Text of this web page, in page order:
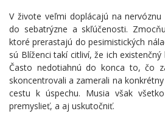
V živote veľmi doplácajú na
do sebatrýzne a skľúčenosti.
ktoré prerastajú do pesimistických
sú Blíženci takí citliví, že ich
Často nedotiahnú do konca to, čo
skoncentrovali a zamerali na
cestu k úspechu. Musia však
premyslieť, a aj uskutočniť.